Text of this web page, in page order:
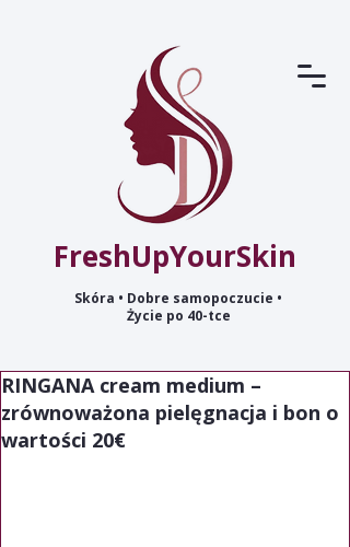
FreshUpYourSkin
Skóra • Dobre samopoczucie •
Życie po 40-tce
RINGANA cream medium –
zrównoważona pielęgnacja i bon o
wartości 20€